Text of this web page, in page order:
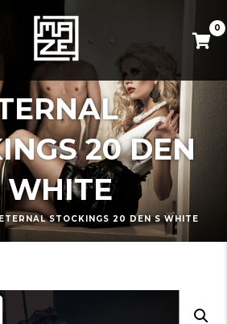
0
20 DEN
WHITE
ETERNAL STOCKINGS 20 DEN S WHITE